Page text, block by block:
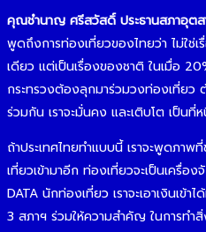
คุณชํานาญ ศรีสวัสดิ์ ประธานสภาอุตส
พูดถึงการท่องเที่ยวของไทยว่า ไม่ใช่
เดียว แต่เป็นเรื่องของชาติ ในเมื่อ
กระทรวงต้องลุกมาร่วมวงท่องเที่ยว
ร่วมกัน เราจะมั่นคง และเติบโต เป็นที่
ถ้าประเทศไทยทำแบบนี้ เราจะพูดภา
เที่ยวเข้ามาอีก ท่องเที่ยวจะเป็นเครื่อง
DATA นักท่องเที่ยว เราจะเอาเงินเข้
3 สภาฯ ร่วมให้ความสำคัญ ในการทำ